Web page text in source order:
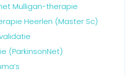
Mulligan-therapie
Heerlen (Master Sc)
(ParkinsonNet)